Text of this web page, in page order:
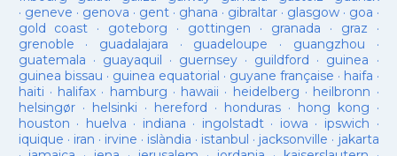
· geneve · genova · gent· ghana · gibraltar· glasgow· goa ·
gold coast · goteborg · gottingen · granada · graz ·
grenoble · guadalajara · guadeloupe · guangzhou ·
guatemala · guayaquil · guernsey· guildford · guinea ·
guinea bissau · guinea equatorial · guyane française · haifa ·
haiti · halifax · hamburg · hawaii · heidelberg · heilbronn ·
helsingør· helsinki · hereford · honduras· hong kong ·
houston · huelva · indiana · ingolstadt· iowa · ipswich ·
iquique · iran · irvine · islàndia · istanbul · jacksonville · jakarta